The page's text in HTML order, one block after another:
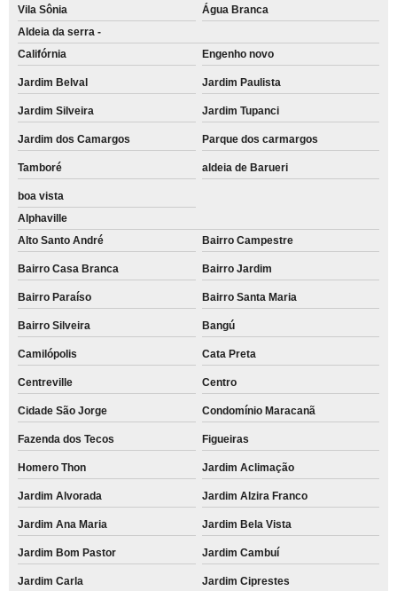
Vila Sônia
Água Branca
Aldeia da serra -
Califórnia
Engenho novo
Jardim Belval Jardim Paulista
Jardim Silveira Jardim Tupanci
Jardim dos Camargos Parque dos carmargos
Tamboré aldeia de Barueri
boa vista
Alphaville
Alto Santo André
Bairro Campestre
Bairro Casa Branca Bairro Jardim
Bairro Paraíso Bairro Santa Maria
Bairro Silveira Bangú
Camilópolis Cata Preta
Centreville Centro
Cidade São Jorge Condomínio Maracanã
Fazenda dos Tecos Figueiras
Homero Thon Jardim Aclimação
Jardim Alvorada Jardim Alzira Franco
Jardim Ana Maria Jardim Bela Vista
Jardim Bom Pastor Jardim Cambuí
Jardim Carla Jardim Ciprestes